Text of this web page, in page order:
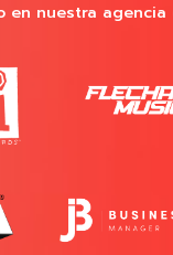
en nuestra